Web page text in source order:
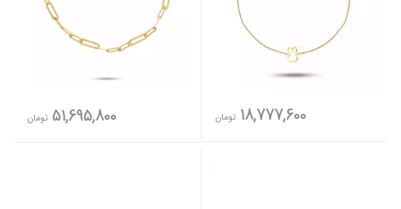
18,777,600 تومان 51,695,800 تومان